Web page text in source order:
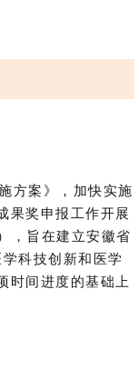
方案》，加快实施
果奖申报工作开展
，旨在建立安徽省
科技创新和医学
时间进度的基础上